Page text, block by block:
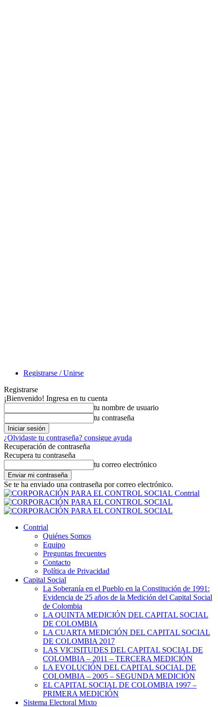
Registrarse / Unirse
Registrarse
¡Bienvenido! Ingresa en tu cuenta
tu nombre de usuario
tu contraseña
¿Olvidaste tu contraseña? consigue ayuda
Recuperación de contraseña
Recupera tu contraseña
tu correo electrónico
Se te ha enviado una contraseña por correo electrónico.
Contrial
Contrial
Quiénes Somos
Equipo
Preguntas frecuentes
Contacto
Política de Privacidad
Capital Social
La Soberanía en el Pueblo en la Constitución de 1991:
Evidencia de 25 años de la Medición del Capital Social
de Colombia
LA QUINTA MEDICIÓN DEL CAPITAL SOCIAL
DE COLOMBIA
LA CUARTA MEDICIÓN DEL CAPITAL SOCIAL
DE COLOMBIA 2017
LAS VICISITUDES DEL CAPITAL SOCIAL DE
COLOMBIA – 2011 – TERCERA MEDICIÓN
LA EVOLUCIÓN DEL CAPITAL SOCIAL DE
COLOMBIA – 2005 – SEGUNDA MEDICIÓN
EL CAPITAL SOCIAL DE COLOMBIA 1997 –
PRIMERA MEDICIÓN
Sistema Electoral Mixto